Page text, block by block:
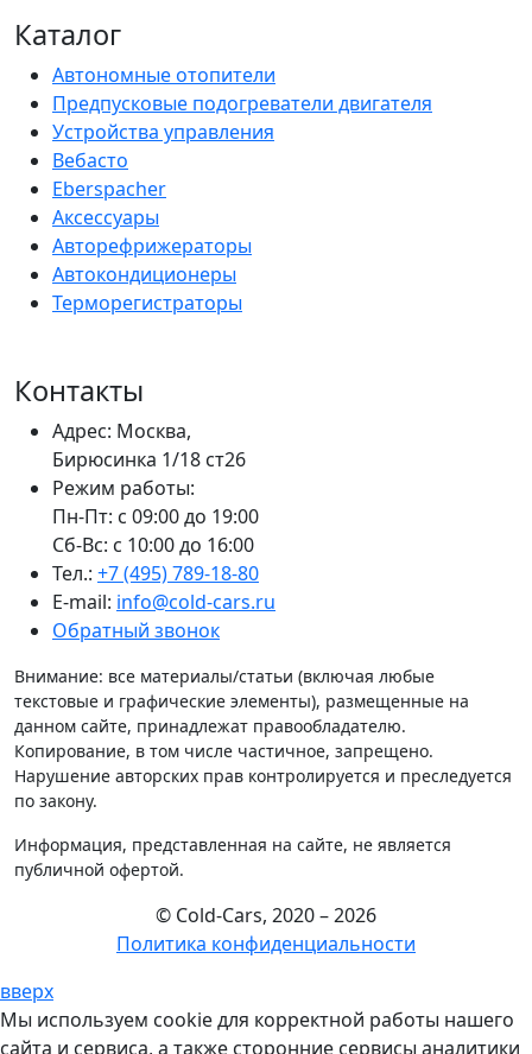
Каталог
Автономные отопители
Предпусковые подогреватели двигателя
Устройства управления
Вебасто
Eberspacher
Аксессуары
Авторефрижераторы
Автокондиционеры
Терморегистраторы
Контакты
Адрес: Москва,
Бирюсинка 1/18 ст26 ​
Режим работы:
Пн-Пт: с 09:00 до 19:00
Сб-Вс: с 10:00 до 16:00
Тел.: +7 (495) 789-18-80
E-mail: info@cold-cars.ru
Обратный звонок
Внимание: все материалы/статьи (включая любые
текстовые и графические элементы), размещенные на
данном сайте, принадлежат правообладателю.
Копирование, в том числе частичное, запрещено.
Нарушение авторских прав контролируется и преследуется
по закону.
Информация, представленная на сайте, не является
публичной офертой.
© Cold-Cars, 2020 – 2026
Политика конфиденциальности
вверх
Мы используем cookie для корректной работы нашего
сайта и сервиса, а также сторонние сервисы аналитики